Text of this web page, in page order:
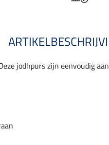
jodhpurs zijn eenvoudig